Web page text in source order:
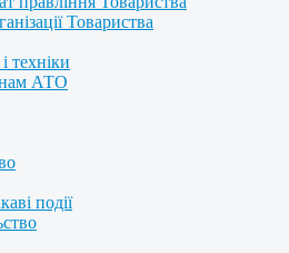
Товариства
техніки
АТО
події